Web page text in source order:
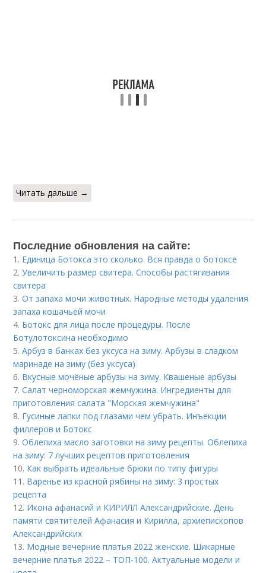
Читать дальше →
Последние обновления на сайте:
1. Единица Ботокса это сколько. Вся правда о ботоксе
2.Увеличить размер свитера. Способы растягивания
свитера
3.От запаха мочи животных. Народные методы удаления
запаха кошачьей мочи
4. Ботокс для лица после процедуры. После
Ботулотоксина необходимо
5.Арбуз в банках без уксуса на зиму. Арбузы в сладком
маринаде на зиму (без уксуса)
6. Вкусные мочёные арбузы на зиму. Квашеные арбузы
7.Салат черноморская жемчужина. Ингредиенты для
приготовления салата "Морская жемчужина"
8. Гусиные лапки под глазами чем убрать. Инъекции
филлеров и Ботокс
9.Облепиха масло заготовки на зиму рецепты. Облепиха
на зиму: 7 лучших рецептов приготовления
10. Как выбрать идеальные брюки по типу фигуры
11. Варенье из красной рябины на зиму: 3 простых
рецепта
12. Икона афанасий и КИРИЛЛ Александрийские. День
памяти святителей Афанасия и Кирилла, архиепископов
Александрийских
13. Модные вечерние платья 2022 женские. Шикарные
вечерние платья 2022 – ТОП-100. Актуальные модели и